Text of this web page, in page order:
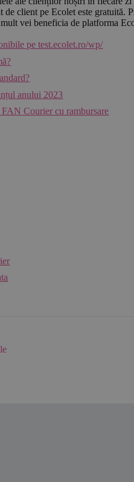
de client pe Ecolet este gratuită.
vei beneficia de platforma
pe test.ecolet.ro/wp/
anului 2023
Courier cu rambursare